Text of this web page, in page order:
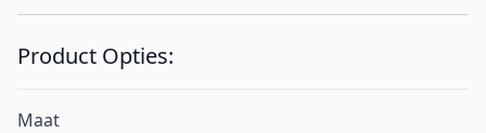
Product Opties:
Maat